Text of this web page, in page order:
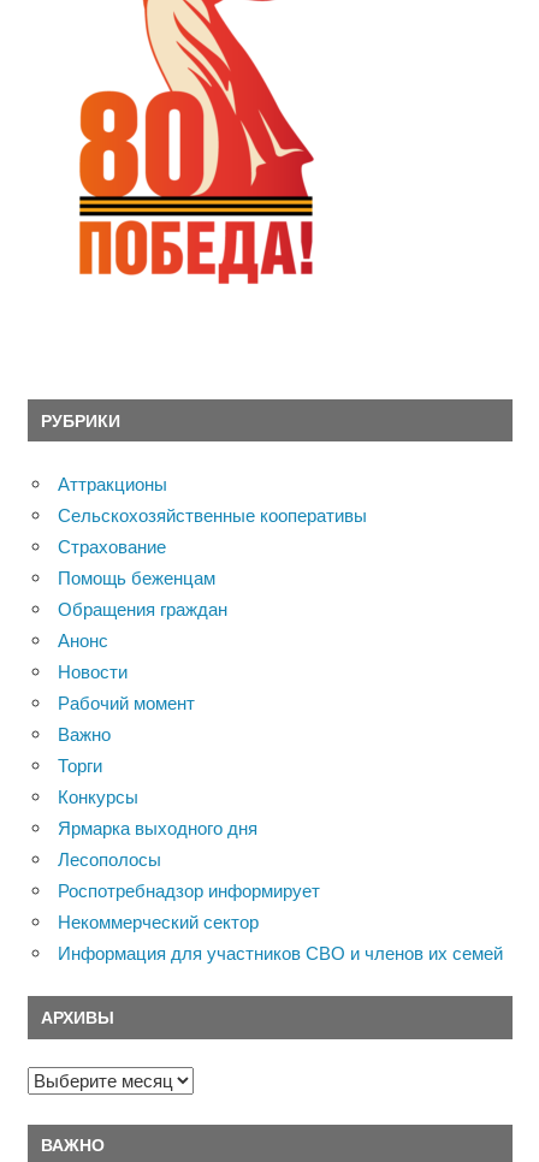
РУБРИКИ
Аттракционы
Сельскохозяйственные кооперативы
Страхование
Помощь беженцам
Обращения граждан
Анонс
Новости
Рабочий момент
Важно
Торги
Конкурсы
Ярмарка выходного дня
Лесополосы
Роспотребнадзор информирует
Некоммерческий сектор
Информация для участников СВО и членов их семей
АРХИВЫ
Архивы
ВАЖНО